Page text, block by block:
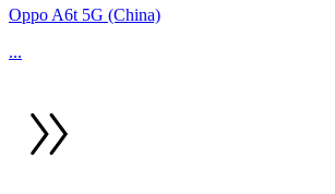
Oppo A6t 5G (China)
...